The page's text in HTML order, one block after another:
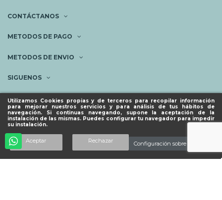
Utilizamos Cookies propias y de terceros para recopilar información
para mejorar nuestros servicios y para análisis de tus hábitos de
navegación. Si continuas navegando, supone la aceptación de la
instalación de las mismas. Puedes configurar tu navegador para impedir
su instalación.
Aceptar Rechazar Configuración sobre cookies
Añadir al carrito
CONTÁCTANOS
METODOS DE PAGO
METODOS DE ENVIO
SIGUENOS
NEWSLETTER